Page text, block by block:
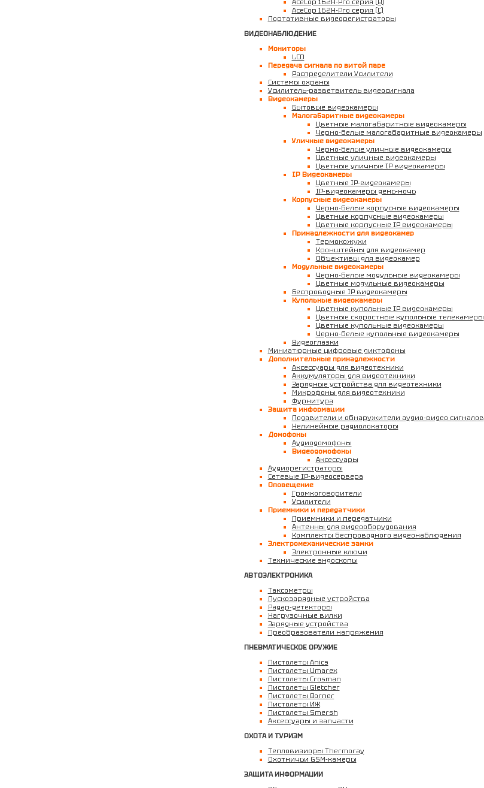
AceCop 162H-Pro серия (B)
AceCop 162H-Pro серия (C)
Портативные видеорегистраторы
ВИДЕОНАБЛЮДЕНИЕ
Мониторы
LCD
Передача сигнала по витой паре
Распределители Усилители
Системы охраны
Усилитель–разветвитель видеосигнала
Видеокамеры
Бытовые видеокамеры
Малогабаритные видеокамеры
Цветные малогабаритные видеокамеры
Черно-белые малогабаритные видеокамеры
Уличные видеокамеры
Черно-белые уличные видеокамеры
Цветные уличные видеокамеры
Цветные уличные IP видеокамеры
IP Видеокамеры
Цветные IP-видеокамеры
IP-видеокамеры день-ночь
Корпусные видеокамеры
Черно-белые корпусные видеокамеры
Цветные корпусные видеокамеры
Цветные корпусные IP видеокамеры
Принадлежности для видеокамер
Термокожухи
Кронштейны для видеокамер
Объективы для видеокамер
Модульные видеокамеры
Черно-белые модульные видеокамеры
Цветные модульные видеокамеры
Беспроводные IP видеокамеры
Купольные видеокамеры
Цветные купольные IP видеокамеры
Цветные скоростные купольные телекамеры
Цветные купольные видеокамеры
Черно-белые купольные видеокамеры
Видеоглазки
Миниатюрные цифровые диктофоны
Дополнительные принадлежности
Аксессуары для видеотехники
Аккумуляторы для видеотехники
Зарядные устройства для видеотехники
Микрофоны для видеотехники
Фурнитура
Защита информации
Подавители и обнаружители аудио-видео сигналов
Нелинейные радиолокаторы
Домофоны
Аудиодомофоны
Видеодомофоны
Аксессуары
Аудиорегистраторы
Сетевые IP-видеосервера
Оповещение
Громкоговорители
Усилители
Приемники и передатчики
Приемники и передатчики
Антенны для видеооборудования
Комплекты беспроводного видеонаблюдения
Электромеханические замки
Электронные ключи
Технические эндоскопы
АВТОЭЛЕКТРОНИКА
Таксометры
Пускозарядные устройства
Радар-детекторы
Нагрузочные вилки
Зарядные устройства
Преобразователи напряжения
ПНЕВМАТИЧЕСКОЕ ОРУЖИЕ
Пистолеты Anics
Пистолеты Umarex
Пистолеты Crosman
Пистолеты Gletcher
Пистолеты Borner
Пистолеты ИЖ
Пистолеты Smersh
Аксессуары и запчасти
ОХОТА И ТУРИЗМ
Тепловизиоры Thermoray
Охотничьи GSM-камеры
ЗАЩИТА ИНФОРМАЦИИ